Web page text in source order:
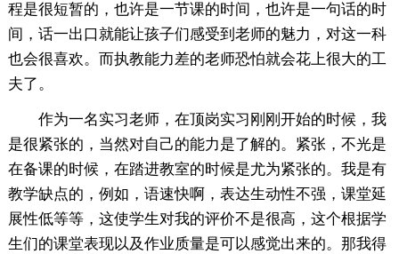
程是很短暂的，也许是一节课的时间，也许是一句话的时
间，话一出口就能让孩子们感受到老师的魅力，对这一科
也会很喜欢。而执教能力差的老师恐怕就会花上很大的工
夫了。
作为一名实习老师，在顶岗实习刚刚开始的时候，我
是很紧张的，当然对自己的能力是了解的。紧张，不光是
在备课的时候，在踏进教室的时候是尤为紧张的。我是有
教学缺点的，例如，语速快啊，表达生动性不强，课堂延
展性低等等，这使学生对我的评价不是很高，这个根据学
生们的课堂表现以及作业质量是可以感觉出来的。那我得